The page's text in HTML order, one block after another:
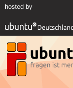
hosted by